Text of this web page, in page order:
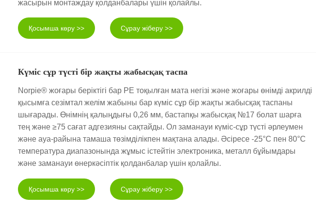
жасырын монтаждау қолданбалары үшін қолайлы.
Қосымша көру >> Сұрау жіберу >>
Күміс сұр түсті бір жақты жабысқақ таспа
Norpie® жоғары беріктігі бар PE тоқылған мата негізі және жоғары өнімді акрилді
қысымға сезімтал желім жабыны бар күміс сұр бір жақты жабысқақ таспаны
шығарады. Өнімнің қалыңдығы 0,26 мм, бастапқы жабысқақ №17 болат шарға
тең және ≥75 сағат адгезияны сақтайды. Ол заманауи күміс-сұр түсті әрлеумен
және ауа-райына тамаша төзімділікпен мақтана алады. Әсіресе -25°C пен 80°C
температура диапазонында жұмыс істейтін электроника, металл бұйымдары
және заманауи өнеркәсіптік қолданбалар үшін қолайлы.
Қосымша көру >> Сұрау жіберу >>